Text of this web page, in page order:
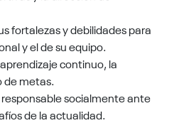
fortalezas y debilidades para
y el de su equipo.
continuo, la
de metas.
socialmente ante
de la actualidad.